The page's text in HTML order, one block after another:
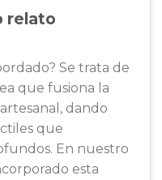
relato
Se trata de
que fusiona la
dando
que
En nuestro
esta